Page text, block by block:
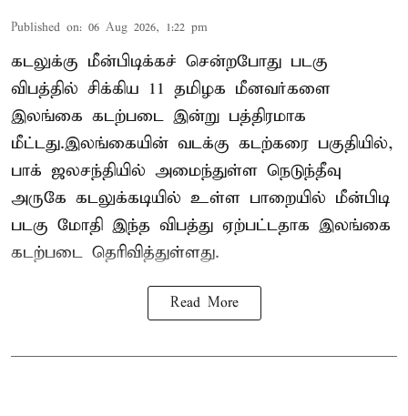
Published on: 06 Aug 2026, 1:22 pm
கடலுக்கு மீன்பிடிக்கச் சென்றபோது படகு
விபத்தில் சிக்கிய 11 தமிழக மீனவர்களை
இலங்கை கடற்படை இன்று பத்திரமாக
மீட்டது.இலங்கையின் வடக்கு கடற்கரை பகுதியில்,
பாக் ஜலசந்தியில் அமைந்துள்ள நெடுந்தீவு
அருகே கடலுக்கடியில் உள்ள பாறையில் மீன்பிடி
படகு மோதி இந்த விபத்து ஏற்பட்டதாக இலங்கை
கடற்படை தெரிவித்துள்ளது.
Read More